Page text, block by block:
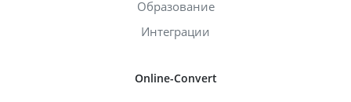
Образование
Интеграции
Online-Convert